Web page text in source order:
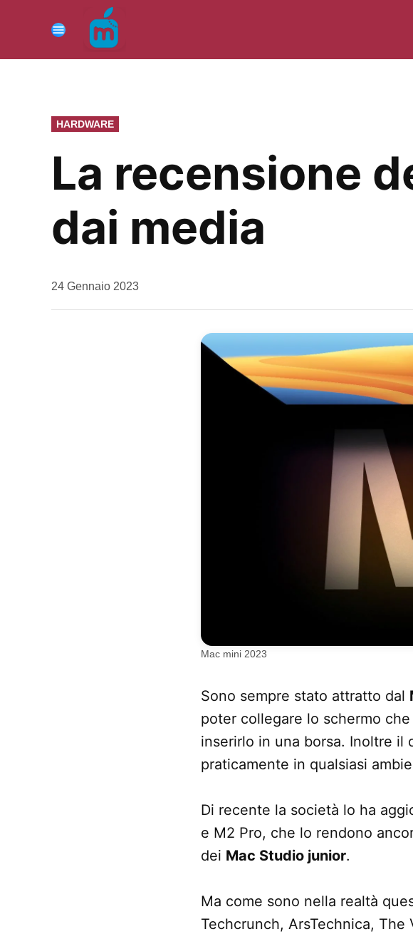
contenuto
Menu
PUBBLICATO
IN
HARDWARE
La recensione
dai media
da
24 Gennaio 2023
Mac mini 2023
Sono sempre stato attratto dal
poter collegare lo schermo
inserirlo in una borsa. Inoltre il
praticamente in qualsiasi
Di recente la società lo ha
e M2 Pro, che lo rendono
dei Mac Studio junior.
Ma come sono nella realtà
Techcrunch, ArsTechnica,